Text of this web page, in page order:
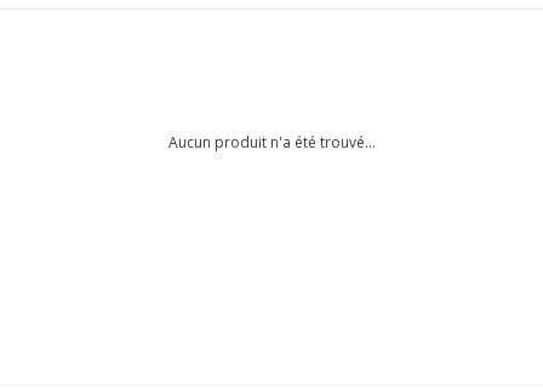
Aucun produit n'a été trouvé...